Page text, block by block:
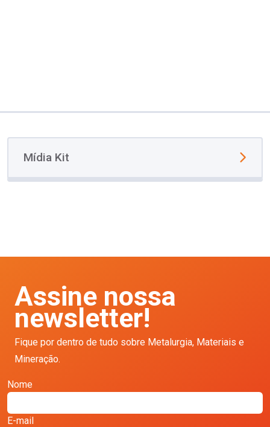
Mídia Kit
Assine nossa
newsletter!
Fique por dentro de tudo sobre Metalurgia, Materiais e
Mineração.
Nome
E-mail